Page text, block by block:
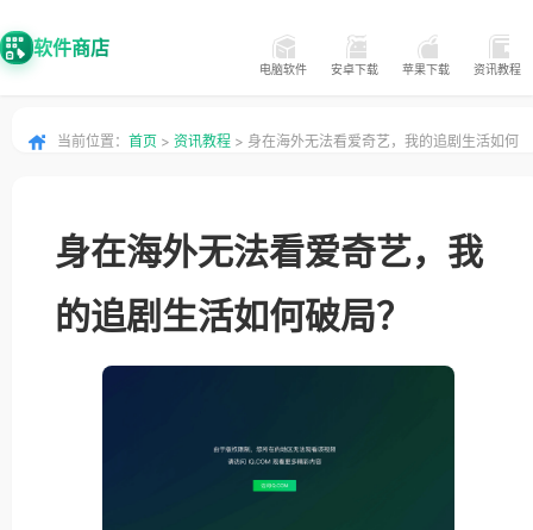
软件商店
电脑软件 安卓下载 苹果下载 资讯教程
当前位置： 首页 > 资讯教程 > 身在海外无法看爱奇艺，我的追剧生活如何
身在海外无法看爱奇艺，我
的追剧生活如何破局？